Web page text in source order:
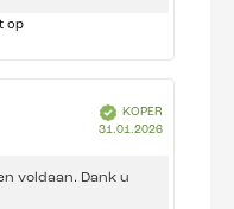
op
Geverifieerd
KOPER
31.01.2026
voldaan. Dank u